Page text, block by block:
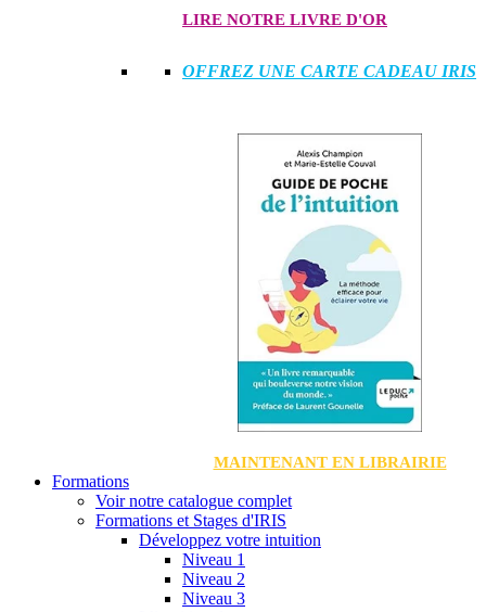
LIRE NOTRE LIVRE D'OR
OFFREZ UNE CARTE CADEAU IRIS
MAINTENANT EN LIBRAIRIE
Formations
Voir notre catalogue complet
Formations et Stages d'IRIS
Développez votre intuition
Niveau 1
Niveau 2
Niveau 3